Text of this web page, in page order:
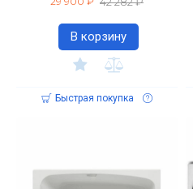
В корзину
Быстрая покупка